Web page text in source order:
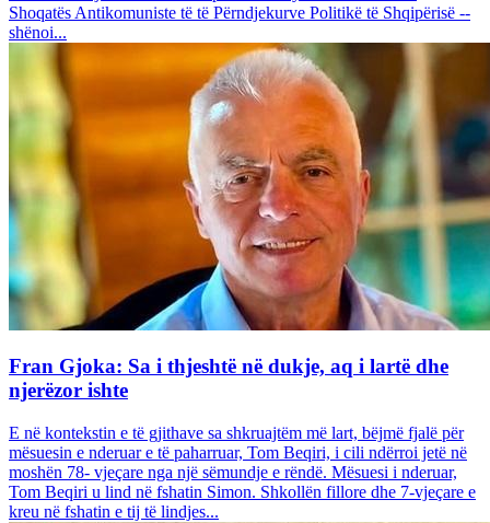
Shoqatës Antikomuniste të të Përndjekurve Politikë të Shqipërisë --
shënoi...
Fran Gjoka: Sa i thjeshtë në dukje, aq i lartë dhe
njerëzor ishte
E në kontekstin e të gjithave sa shkruajtëm më lart, bëjmë fjalë për
mësuesin e nderuar e të paharruar, Tom Beqiri, i cili ndërroi jetë në
moshën 78- vjeçare nga një sëmundje e rëndë. Mësuesi i nderuar,
Tom Beqiri u lind në fshatin Simon. Shkollën fillore dhe 7-vjeçare e
kreu në fshatin e tij të lindjes...